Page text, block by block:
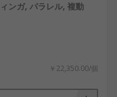
ンガ, パラレル, 複動
￥22,350.00/個